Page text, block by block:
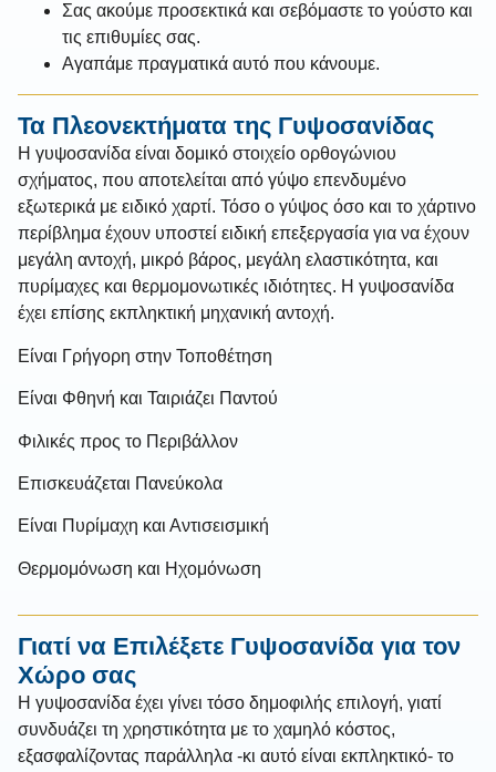
Σας ακούμε προσεκτικά και σεβόμαστε το γούστο και
τις επιθυμίες σας.
Αγαπάμε πραγματικά αυτό που κάνουμε.
Τα Πλεονεκτήματα της Γυψοσανίδας
Η γυψοσανίδα είναι δομικό στοιχείο ορθογώνιου
σχήματος, που αποτελείται από γύψο επενδυμένο
εξωτερικά με ειδικό χαρτί. Τόσο ο γύψος όσο και το χάρτινο
περίβλημα έχουν υποστεί ειδική επεξεργασία για να έχουν
μεγάλη αντοχή, μικρό βάρος, μεγάλη ελαστικότητα, και
πυρίμαχες και θερμομονωτικές ιδιότητες. Η γυψοσανίδα
έχει επίσης εκπληκτική μηχανική αντοχή.
Είναι Γρήγορη στην Τοποθέτηση
Είναι Φθηνή και Ταιριάζει Παντού
Φιλικές προς το Περιβάλλον
Επισκευάζεται Πανεύκολα
Είναι Πυρίμαχη και Αντισεισμική
Θερμομόνωση και Ηχομόνωση
Γιατί να Επιλέξετε Γυψοσανίδα για τον
Χώρο σας
Η γυψοσανίδα έχει γίνει τόσο δημοφιλής επιλογή, γιατί
συνδυάζει τη χρηστικότητα με το χαμηλό κόστος,
εξασφαλίζοντας παράλληλα -κι αυτό είναι εκπληκτικό- το